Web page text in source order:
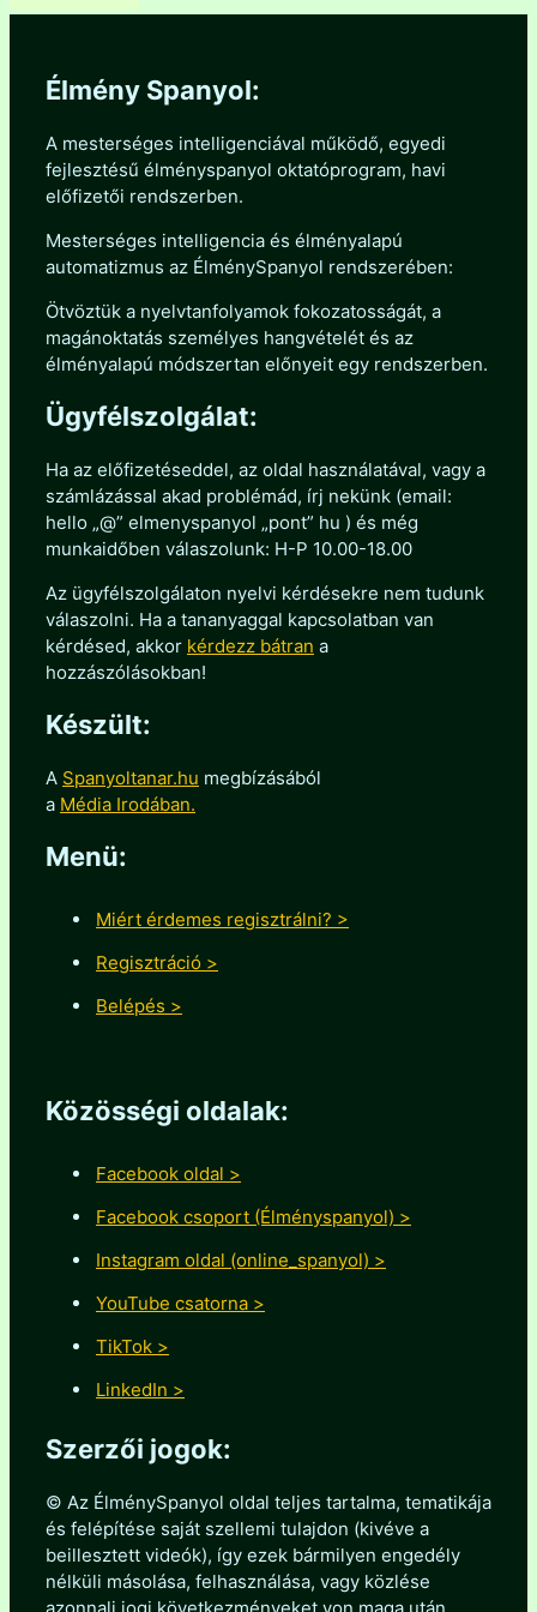
Élmény Spanyol:
A mesterséges intelligenciával működő, egyedi
fejlesztésű élményspanyol oktatóprogram, havi
előfizetői rendszerben.
Mesterséges intelligencia és élményalapú
automatizmus az ÉlménySpanyol rendszerében:
Ötvöztük a nyelvtanfolyamok fokozatosságát, a
magánoktatás személyes hangvételét és az
élményalapú módszertan előnyeit egy rendszerben.
Ügyfélszolgálat:
Ha az előfizetéseddel, az oldal használatával, vagy a
számlázással akad problémád, írj nekünk (email:
hello „@” elmenyspanyol „pont” hu ) és még
munkaidőben válaszolunk: H-P 10.00-18.00
Az ügyfélszolgálaton nyelvi kérdésekre nem tudunk
válaszolni. Ha a tananyaggal kapcsolatban van
kérdésed, akkor kérdezz bátran a
hozzászólásokban!
Készült:
A Spanyoltanar.hu megbízásából
a Média Irodában.
Menü:
Miért érdemes regisztrálni? >
Regisztráció >
Belépés >
Közösségi oldalak:
Facebook oldal >
Facebook csoport (Élményspanyol) >
Instagram oldal (online_spanyol) >
YouTube csatorna >
TikTok >
LinkedIn >
Szerzői jogok:
© Az ÉlménySpanyol oldal teljes tartalma, tematikája
és felépítése saját szellemi tulajdon (kivéve a
beillesztett videók), így ezek bármilyen engedély
nélküli másolása, felhasználása, vagy közlése